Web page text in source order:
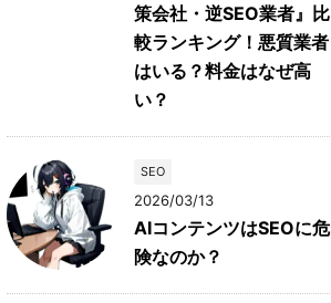
策会社・逆SEO業者』比
較ランキング！悪質業者
はいる？料金はなぜ高
い？
SEO
2026/03/13
AIコンテンツはSEOに危
険なのか？